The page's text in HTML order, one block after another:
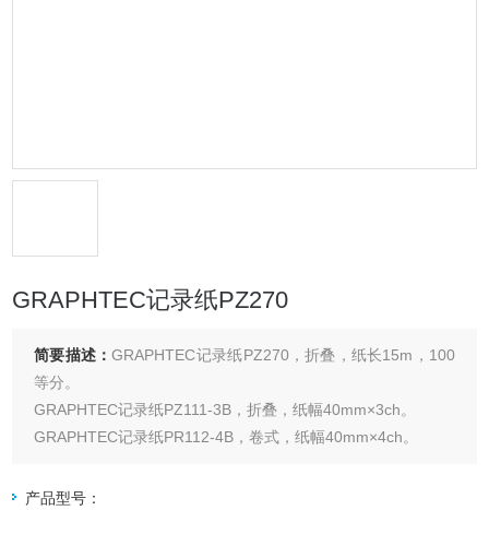
GRAPHTEC记录纸PZ270
简要描述：GRAPHTEC记录纸PZ270，折叠，纸长15m，100
等分。
GRAPHTEC记录纸PZ111-3B，折叠，纸幅40mm×3ch。
GRAPHTEC记录纸PR112-4B，卷式，纸幅40mm×4ch。
产品型号：